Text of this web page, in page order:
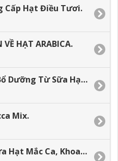
Cấp Hạt Điều Tươi.
VỀ HẠT ARABICA.
Thức Uống Bổ Dưỡng Từ Sữa Hạt Dành Cho Các Bé.
Mix.
Cách Làm Sữa Hạt Mắc Ca, Khoai Lang Tím Mix Dừa.